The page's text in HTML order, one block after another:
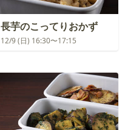
長芋のこってりおかず
12/9 (日) 16:30〜17:15